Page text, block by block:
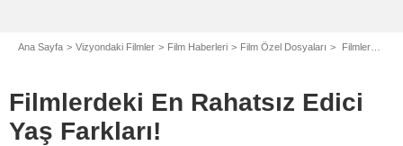
Ana Sayfa Vizyondaki Filmler Film Haberleri Film Özel Dosyaları Filmlerdeki En Rahatsız Edici Yaş Farkları!
Filmlerdeki En Rahatsız Edici
Yaş Farkları!